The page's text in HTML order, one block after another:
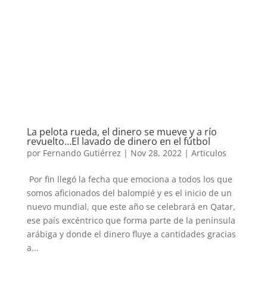
La pelota rueda, el dinero se mueve y a río
revuelto…El lavado de dinero en el fútbol
por Fernando Gutiérrez | Nov 28, 2022 | Articulos
Por fin llegó la fecha que emociona a todos los que
somos aficionados del balompié y es el inicio de un
nuevo mundial, que este año se celebrará en Qatar,
ese país excéntrico que forma parte de la península
arábiga y donde el dinero fluye a cantidades gracias
a...